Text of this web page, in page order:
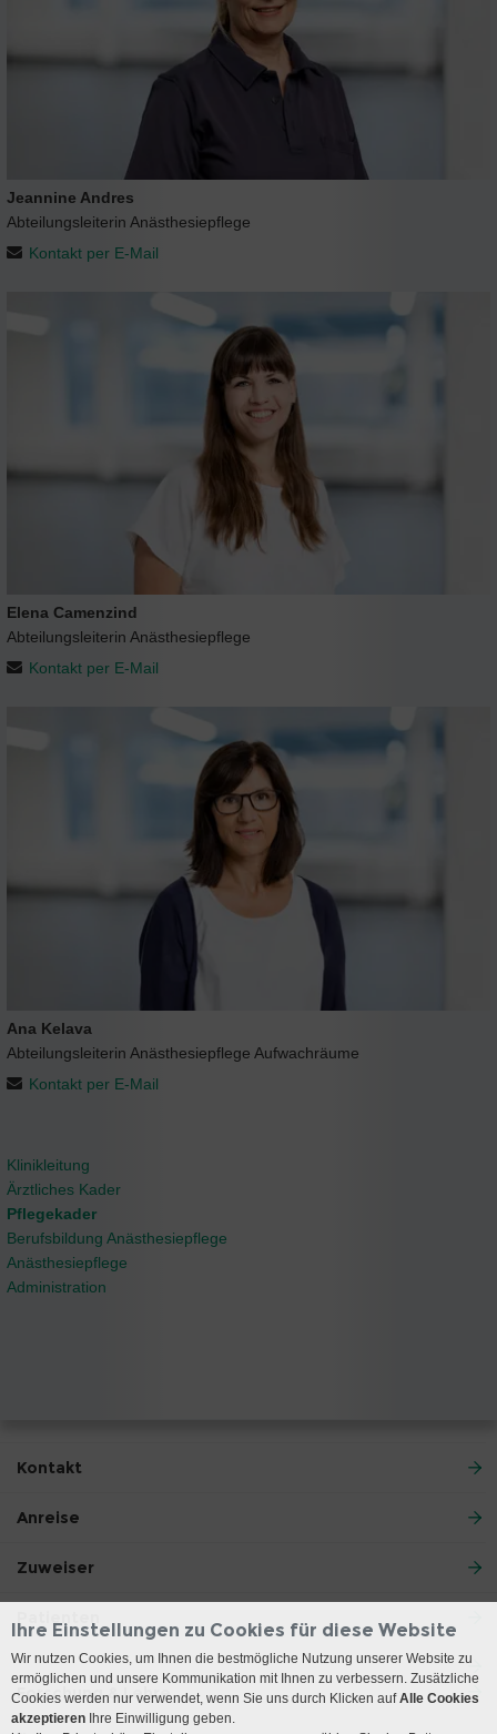
Jeannine Andres
Abteilungsleiterin Anästhesiepflege
Kontakt per E-Mail
Elena Camenzind
Abteilungsleiterin Anästhesiepflege
Kontakt per E-Mail
Ana Kelava
Abteilungsleiterin Anästhesiepflege Aufwachräume
Kontakt per E-Mail
Klinikleitung
Ärztliches Kader
Pflegekader
Berufsbildung Anästhesiepflege
Anästhesiepflege
Administration
Kontakt
Anreise
Zuweiser
Forschung & Lehre
Ihre Einstellungen zu Cookies für diese Website
Wir nutzen Cookies, um Ihnen die bestmögliche Nutzung unserer Website zu
ermöglichen und unsere Kommunikation mit Ihnen zu verbessern. Zusätzliche
Cookies werden nur verwendet, wenn Sie uns durch Klicken aufAlle Cookies
akzeptieren Ihre Einwilligung geben.